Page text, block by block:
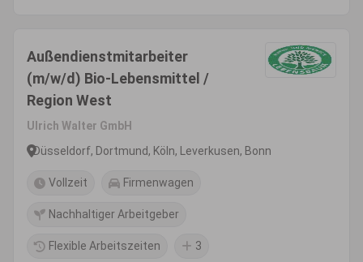
Außendienstmitarbeiter
(m/w/d) Bio-Lebensmittel /
Region West
Ulrich Walter GmbH
Düsseldorf, Dortmund, Köln, Leverkusen, Bonn
Vollzeit Firmenwagen
Nachhaltiger Arbeitgeber
Flexible Arbeitszeiten 3